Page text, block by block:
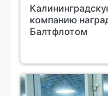
компанию
Балтфлотом